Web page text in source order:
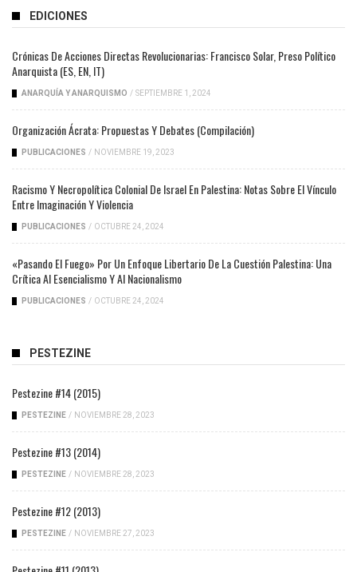
EDICIONES
Crónicas De Acciones Directas Revolucionarias: Francisco Solar, Preso Político
Anarquista (ES, EN, IT)
ANARQUÍA Y ANARQUISMO / SEPTIEMBRE 1, 2024
Organización Ácrata: Propuestas Y Debates (compilación)
PUBLICACIONES / NOVIEMBRE 19, 2023
Racismo Y Necropolítica Colonial De Israel En Palestina: Notas Sobre El Vínculo
Entre Imaginación Y Violencia
PUBLICACIONES / OCTUBRE 24, 2024
«Pasando El Fuego» Por Un Enfoque Libertario De La Cuestión Palestina: Una
Crítica Al Esencialismo Y Al Nacionalismo
PUBLICACIONES / OCTUBRE 24, 2024
PESTEZINE
Pestezine #14 (2015)
PESTEZINE / NOVIEMBRE 28, 2023
Pestezine #13 (2014)
PESTEZINE / NOVIEMBRE 28, 2023
Pestezine #12 (2013)
PESTEZINE / NOVIEMBRE 27, 2023